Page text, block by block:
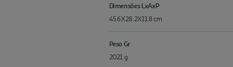
Dimensões LxAxP
45.6X28.2X11.8 cm
Peso Gr
2021 g